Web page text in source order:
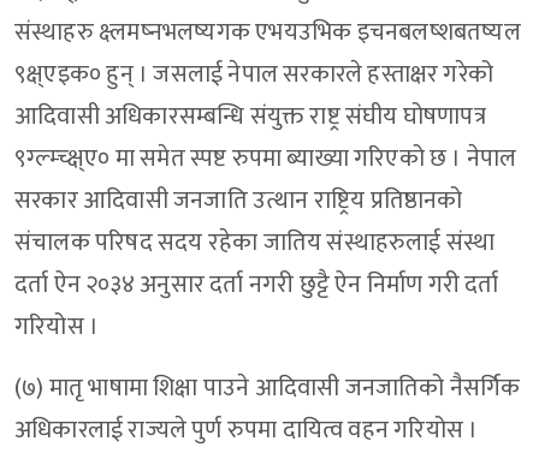
संस्थाहरु क्ष्लमष्नभलष्यगक एभयउभिक इचनबलष्शबतष्यल
९क्ष्एइक० हुन् । जसलाई नेपाल सरकारले हस्ताक्षर गरेको
आदिवासी अधिकारसम्बन्धि संयुक्त राष्ट्र संघीय घोषणापत्र
९ग्ल्म्च्क्ष्ए० मा समेत स्पष्ट रुपमा ब्याख्या गरिएको छ । नेपाल
सरकार आदिवासी जनजाति उत्थान राष्ट्रिय प्रतिष्ठानको
संचालक परिषद सदय रहेका जातिय संस्थाहरुलाई संस्था
दर्ता ऐन २०३४ अनुसार दर्ता नगरी छुट्टै ऐन निर्माण गरी दर्ता
गरियोस ।
(७) मातृ भाषामा शिक्षा पाउने आदिवासी जनजातिको नैसर्गिक
अधिकारलाई राज्यले पुर्ण रुपमा दायित्व वहन गरियोस ।